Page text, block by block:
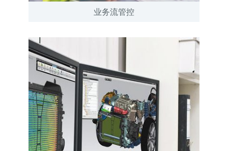
业务流管控